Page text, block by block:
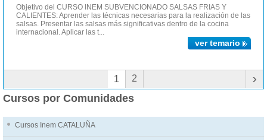
Objetivo del CURSO INEM SUBVENCIONADO SALSAS FRIAS Y
CALIENTES: Aprender las técnicas necesarias para la realización de las
salsas. Presentar las salsas más significativas dentro de la cocina
internacional. Aplicar las t...
ver temario
1 2 ›
Cursos por Comunidades
Cursos Inem CATALUÑA